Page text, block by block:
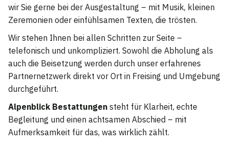
wir Sie gerne bei der Ausgestaltung – mit Musik, kleinen
Zeremonien oder einfühlsamen Texten, die trösten.
Wir stehen Ihnen bei allen Schritten zur Seite –
telefonisch und unkompliziert. Sowohl die Abholung als
auch die Beisetzung werden durch unser erfahrenes
Partnernetzwerk direkt vor Ort in Freising und Umgebung
durchgeführt.
Alpenblick Bestattungen steht für Klarheit, echte
Begleitung und einen achtsamen Abschied – mit
Aufmerksamkeit für das, was wirklich zählt.